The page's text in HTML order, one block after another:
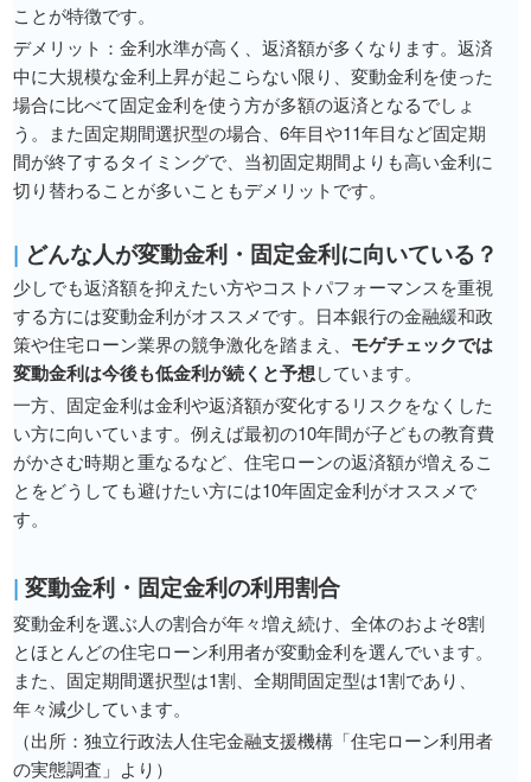
ことが特徴です。
デメリット：金利水準が高く、返済額が多くなります。返済
中に大規模な金利上昇が起こらない限り、変動金利を使った
場合に比べて固定金利を使う方が多額の返済となるでしょ
う。また固定期間選択型の場合、6年目や11年目など固定期
間が終了するタイミングで、当初固定期間よりも高い金利に
切り替わることが多いこともデメリットです。
| どんな人が変動金利・固定金利に向いている？
少しでも返済額を抑えたい方やコストパフォーマンスを重視
する方には変動金利がオススメです。日本銀行の金融緩和政
策や住宅ローン業界の競争激化を踏まえ、 モゲチェックでは
変動金利は今後も低金利が続くと予想しています。
一方、固定金利は金利や返済額が変化するリスクをなくした
い方に向いています。例えば最初の10年間が子どもの教育費
がかさむ時期と重なるなど、住宅ローンの返済額が増えるこ
とをどうしても避けたい方には10年固定金利がオススメで
す。
| 変動金利・固定金利の利用割合
変動金利を選ぶ人の割合が年々増え続け、全体のおよそ8割
とほとんどの住宅ローン利用者が変動金利を選んでいます。
また、固定期間選択型は1割、全期間固定型は1割であり、
年々減少しています。
（出所：独立行政法人住宅金融支援機構「住宅ローン利用者
の実態調査」より）